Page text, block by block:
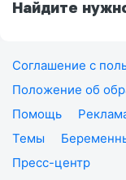
Найдите
Соглашение с
Положение об
Помощь
Темы
Пресс-центр